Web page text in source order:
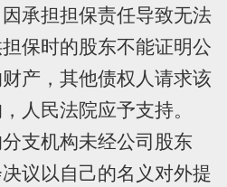
承担担保责任导致无法
保时的股东不能证明公
产，其他债权人请求该
人民法院应予支持。
机构未经公司股东
决议以自己的名义对外提